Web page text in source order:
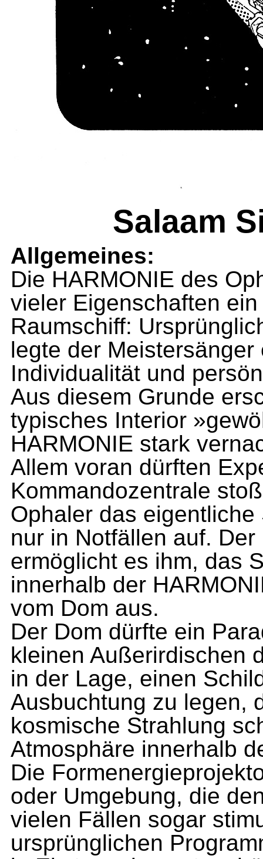
Salaam
Allgemeines:
Die HARMONIE des
vieler Eigenschaften
Raumschiff:
legte der
Individualität und
Aus diesem Grunde
typisches Interior
HARMONIE stark
Allem voran dürften
Kom­mandozentrale
Ophaler das
nur in Notfällen auf.
ermöglicht es ihm, das
innerhalb der
vom Dom aus.
Der Dom dürfte ein
kleinen Außerirdischen
in der Lage, einen
Ausbuchtung zu legen,
kosmische Strahlung
Atmosphäre innerhalb
Die
oder Umgebung, die
vielen Fällen sogar
ursprünglichen